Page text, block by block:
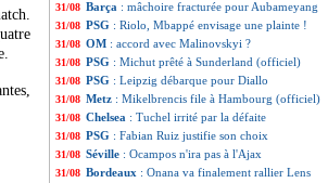
31/08 Barça : mâchoire fracturée pour Aubameyang
31/08 PSG : Riolo, Mbappé envisage une plainte !
31/08 OM : accord avec Malinovskyi ?
31/08 PSG : Michut prêté à Sunderland (officiel)
31/08 PSG : Leipzig débarque pour Diallo
31/08 Metz : Mikelbrencis file à Hambourg (officiel)
31/08 Chelsea : Tuchel irrité par la défaite
31/08 PSG : Fabian Ruiz justifie son choix
31/08 Séville : Ocampos n'ira pas à l'Ajax
31/08 Bordeaux : Onana va finalement rallier Lens